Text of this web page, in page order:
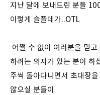
지난 달에 보내드린 분들
이렇게 슬플데가..OTL
어쩔 수 없이 여러분을 믿
하려는 의지가 있는 분이 하
주씩 돌아다니면서 초대장
않으실 분들이